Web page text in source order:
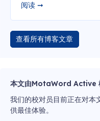
阅读 ➞
查看所有博客文章
本文由MotaWord Active
我们的校对员目前正在对本
供最佳体验。